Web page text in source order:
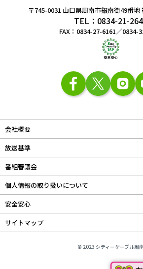
〒745-0031 山口県周南市銀南街49番地
TEL：0834-21-
FAX：0834-27-6161／0834-
会社概要
放送基準
番組審議会
個人情報の取り扱いについて
安全安心
サイトマップ
© 2023 シティーケーブル周